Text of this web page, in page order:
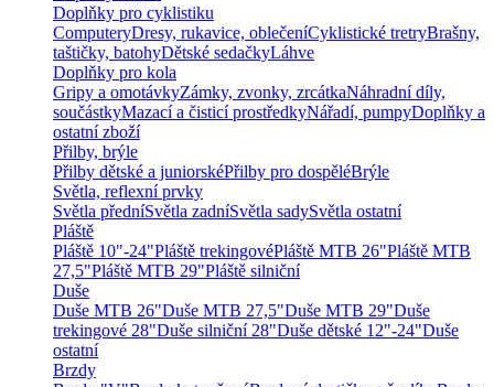
Doplňky pro cyklistiku
ComputeryDresy, rukavice, oblečeníCyklistické tretryBrašny,
taštičky, batohyDětské sedačkyLáhve
Doplňky pro kola
Gripy a omotávkyZámky, zvonky, zrcátkaNáhradní díly,
součástkyMazací a čisticí prostředkyNářadí, pumpyDoplňky a
ostatní zboží
Přilby, brýle
Přilby dětské a juniorskéPřilby pro dospěléBrýle
Světla, reflexní prvky
Světla předníSvětla zadníSvětla sadySvětla ostatní
Pláště
Pláště 10"-24"Pláště trekingovéPláště MTB 26"Pláště MTB
27,5"Pláště MTB 29"Pláště silniční
Duše
Duše MTB 26"Duše MTB 27,5"Duše MTB 29"Duše
trekingové 28"Duše silniční 28"Duše dětské 12"-24"Duše
ostatní
Brzdy